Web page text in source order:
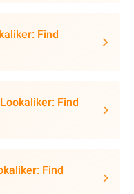
Find
Find
Find